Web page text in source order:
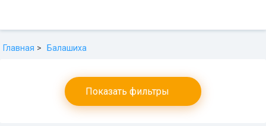
Главная Балашиха
Показать фильтры